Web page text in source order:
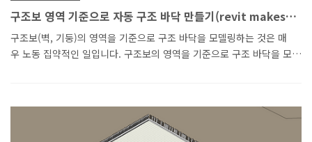
구조보 영역 기준으로 자동 구조 바닥 만들기(revit makes
structure floors)
구조보(벽, 기둥)의 영역을 기준으로 구조 바닥을 모델링하는 것은 매
우 노동 집약적인 일입니다. 구조보의 영역을 기준으로 구조 바닥을 모
니다. 레빗 API를 이용하여 애드인을 개발하였습니다. 구조보(벽, 기둥)
의 영역을 잡아서 자동으로 바닥을 작성합니다. 아직 해결해야 할 부분